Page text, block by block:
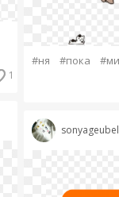
1
#ня #пока
sonyageubel